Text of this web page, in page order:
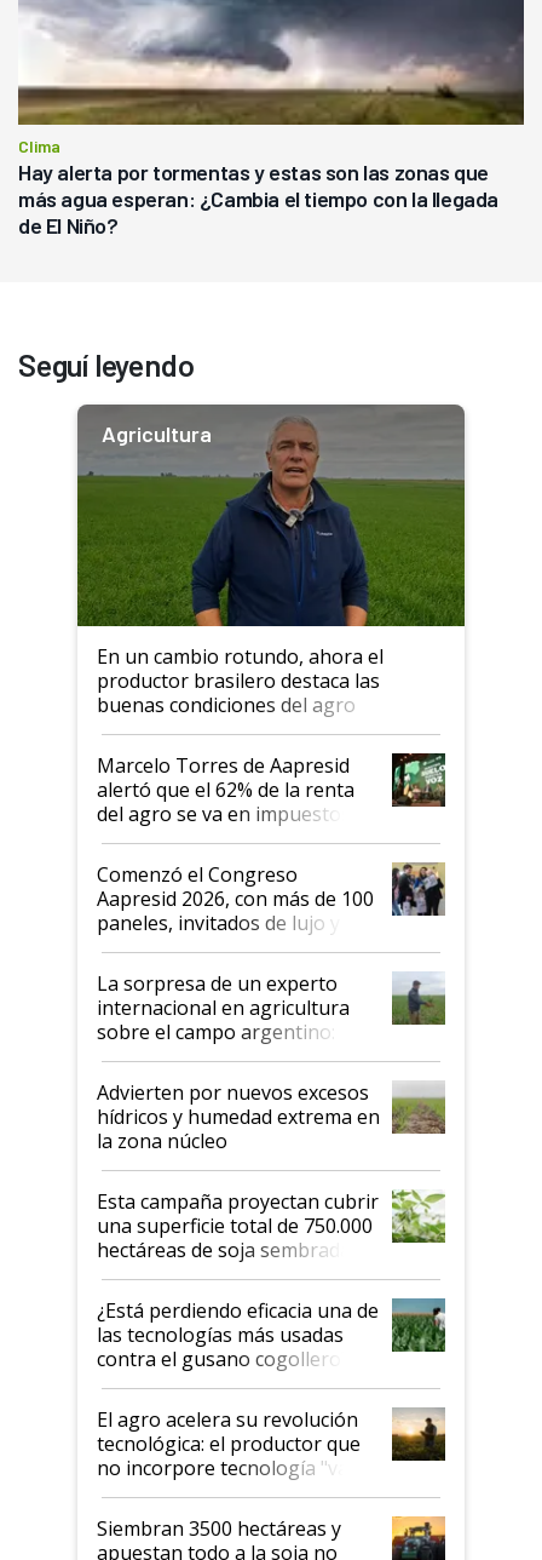
Clima
Hay alerta por tormentas y estas son las zonas que
más agua esperan: ¿Cambia el tiempo con la llegada
de El Niño?
Seguí leyendo
Agricultura
En un cambio rotundo, ahora el
productor brasilero destaca las
buenas condiciones del agro
argentino para invertir: "Los veo
más motivados"
Marcelo Torres de Aapresid
alertó que el 62% de la renta
del agro se va en impuestos:
"No es bueno que en
Argentina se sigan discutiendo
las mismas cosas de hace 50
años"
Comenzó el Congreso
Aapresid 2026, con más de 100
paneles, invitados de lujo y
todas las tendencias
La sorpresa de un experto
internacional en agricultura
sobre el campo argentino:
"Estoy muy impresionado"
Advierten por nuevos excesos
hídricos y humedad extrema en
la zona núcleo
Esta campaña proyectan cubrir
una superficie total de 750.000
hectáreas de soja sembradas
con una nueva generación de
variedades que marcan un
salto tecnológico en genética y
rendimiento
¿Está perdiendo eficacia una de
las tecnologías más usadas
contra el gusano cogollero? El
desafío de una tecnología clave
El agro acelera su revolución
tecnológica: el productor que
no incorpore tecnología "va a
perder el tren"
Siembran 3500 hectáreas y
apuestan todo a la soja no